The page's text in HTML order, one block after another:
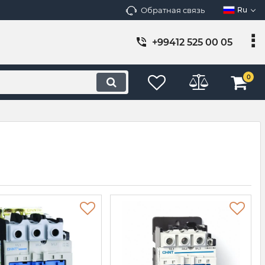
Обратная связь Ru
+99412 525 00 05
0